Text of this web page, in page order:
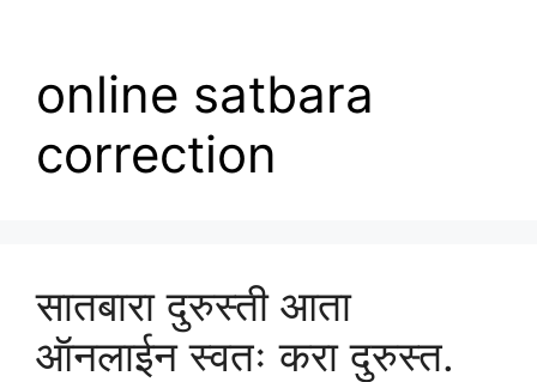
online satbara
correction
सातबारा दुरुस्ती आता
ऑनलाईन स्वतः करा दुरुस्त.